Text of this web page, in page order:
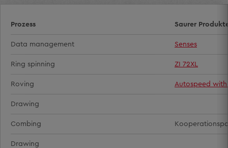
Prozess Saurer
Data management Senses
Ring spinning ZI 72XL
Roving Autospeed with
Drawing
Combing
Drawing